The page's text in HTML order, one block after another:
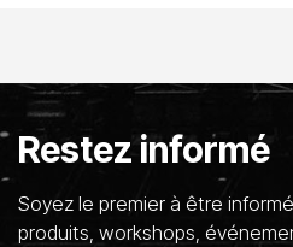
Restez informé
Soyez le premier à être
produits, workshops,